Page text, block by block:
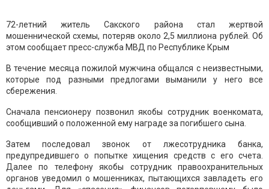
72-летний житель Сакского района стал жертвой
мошеннической схемы, потеряв около 2,5 миллиона рублей. Об
этом сообщает пресс-служба МВД по Республике Крым
В течение месяца пожилой мужчина общался с неизвестными,
которые под разными предлогами выманили у него все
сбережения.
Сначала пенсионеру позвонил якобы сотрудник военкомата,
сообщивший о положенной ему награде за погибшего сына.
Затем последовал звонок от лжесотрудника банка,
предупредившего о попытке хищения средств с его счета.
Далее по телефону якобы сотрудник правоохранительных
органов уведомил о мошенниках, пытающихся завладеть его